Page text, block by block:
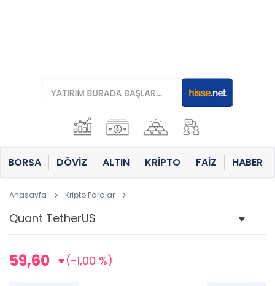
BORSA DÖVİZ ALTIN KRİPTO FAİZ HABER
Anasayfa Kripto Paralar
59,60 (-1,00 %)